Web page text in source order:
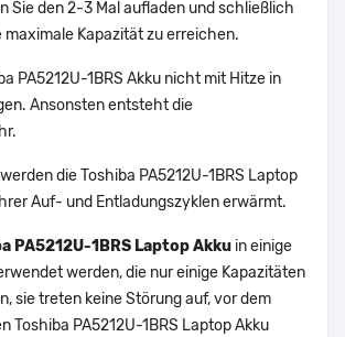
Sie den 2-3 Mal aufladen und schließlich
maximale Kapazität zu erreichen.
PA5212U-1BRS Akku nicht mit Hitze in
Ansonsten entsteht die
die Toshiba PA5212U-1BRS Laptop
Auf- und Entladungszyklen erwärmt.
PA5212U-1BRS Laptop Akku in einige
werden, die nur einige Kapazitäten
sie treten keine Störung auf, vor dem
Toshiba PA5212U-1BRS Laptop Akku